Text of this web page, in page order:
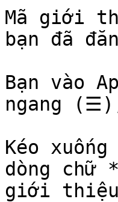
Mã giới
bạn đã
Bạn vào
ngang
Kéo
dòng chữ
giới thiệu